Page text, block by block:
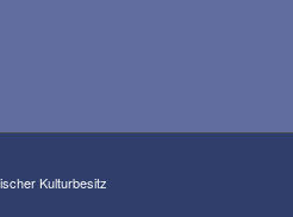
Kulturbesitz